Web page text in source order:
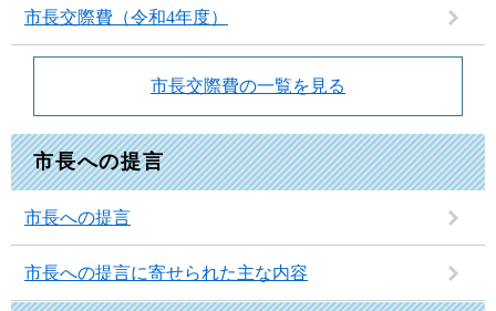
市長交際費（令和4年度）
市長交際費の一覧を見る
市長への提言
市長への提言
市長への提言に寄せられた主な内容